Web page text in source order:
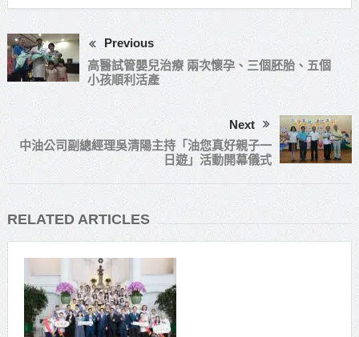
Previous
高醫試管嬰兒治療 兩次懷孕、三個胚胎、五個
小孩順利活產
Next
中油公司副總經理吳清陽主持「油您真好親子一
日遊」活動開幕儀式
RELATED ARTICLES